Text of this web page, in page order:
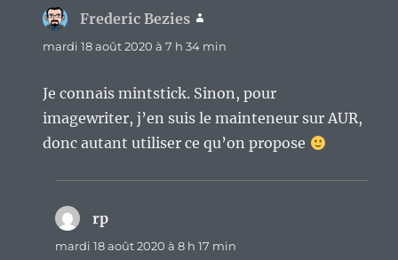
Frederic Bezies
mardi 18 août 2020 à 7 h 34 min
Je connais mintstick. Sinon, pour
imagewriter, j’en suis le mainteneur sur AUR,
donc autant utiliser ce qu’on propose
rp
mardi 18 août 2020 à 8 h 17 min